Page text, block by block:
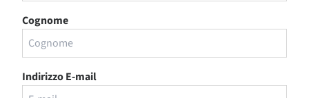
Cognome
Indirizzo E-mail